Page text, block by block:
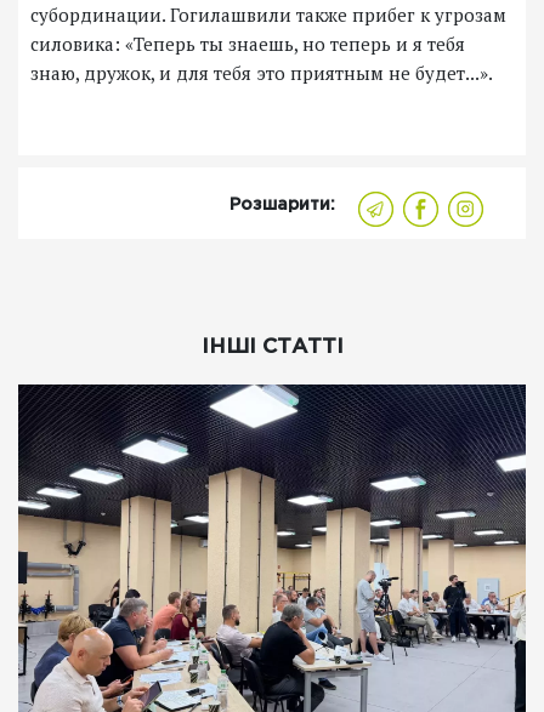
субординации. Гогилашвили также прибег к угрозам
силовика: «Теперь ты знаешь, но теперь и я тебя
знаю, дружок, и для тебя это приятным не будет...».
Розшарити:
ІНШІ СТАТТІ